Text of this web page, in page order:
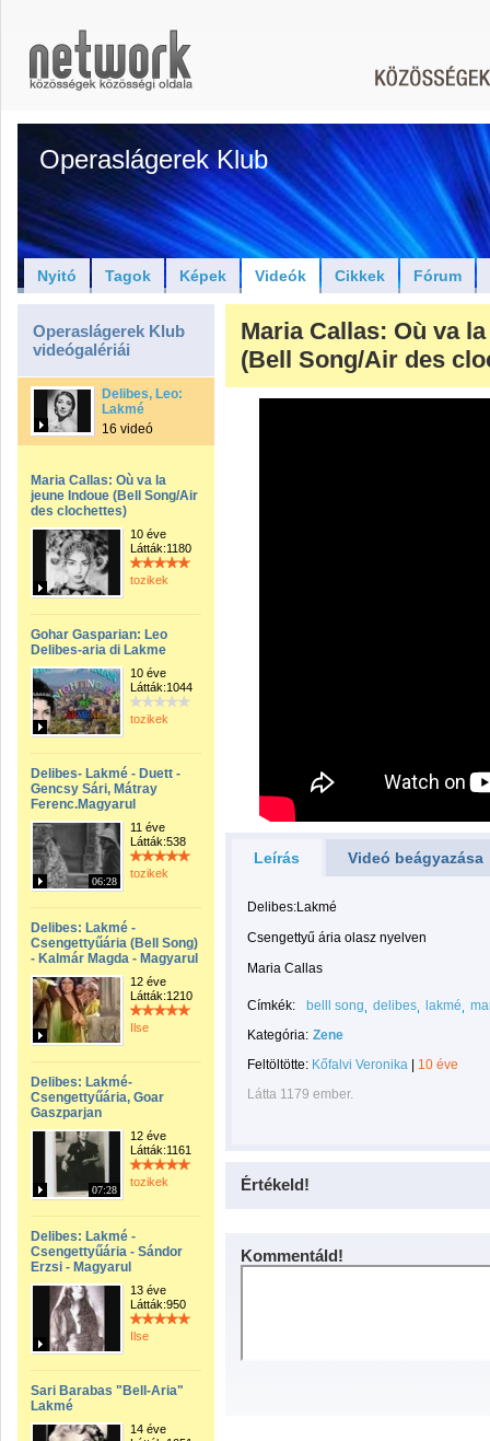
Operaslágerek Klub
Nyitó Tagok Képek Videók Cikkek Fórum
Operaslágerek Klub
videógalériái
Delibes, Leo:
Lakmé
16 videó
Maria Callas: Où va la
jeune Indoue (Bell Song/Air
des clochettes)
10 éve
Látták:1180
tozikek
Gohar Gasparian: Leo
Delibes-aria di Lakme
10 éve
Látták:1044
tozikek
Delibes- Lakmé - Duett -
Gencsy Sári, Mátray
Ferenc.Magyarul
06:28
11 éve
Látták:538
tozikek
Delibes: Lakmé -
Csengettyűária (Bell Song)
- Kalmár Magda - Magyarul
12 éve
Látták:1210
Ilse
Delibes: Lakmé-
Csengettyűária, Goar
Gaszparjan
07:28
12 éve
Látták:1161
tozikek
Delibes: Lakmé -
Csengettyűária - Sándor
Erzsi - Magyarul
13 éve
Látták:950
Ilse
Sari Barabas "Bell-Aria"
Lakmé
14 éve
Maria Callas: Où va
(Bell Song/Air des
Leírás Videó beágyazása
Delibes:Lakmé
Csengettyű ária olasz nyelven
Maria Callas
Címkék: belll song delibes lakmé
Kategória: Zene
Feltöltötte: Kőfalvi Veronika
10 éve
Látta 1179 ember.
Értékeld!
Kommentáld!